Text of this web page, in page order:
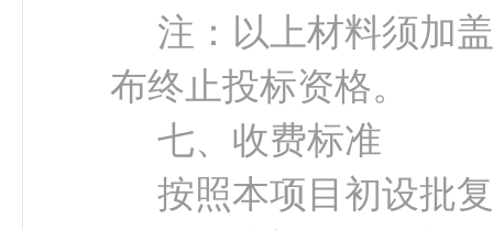
注：以上材料须加
布终止投标资格。
七、收费标准
按照本项目初设批复